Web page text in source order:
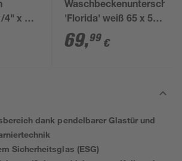
4" x 32
'Florida' weiß 65 x 56
x 33 cm
69,99 €
dank pendelbarer Glastür und
Sicherheitsglas (ESG)